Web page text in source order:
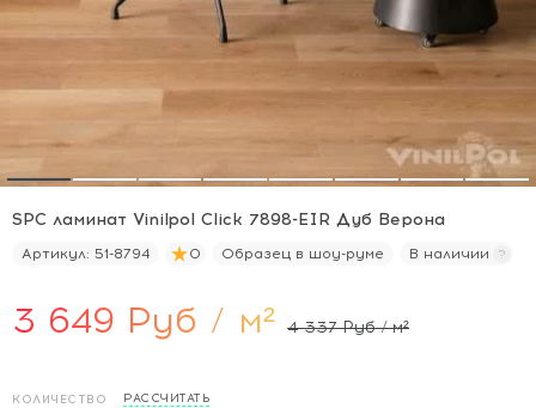
SPC ламинат Vinilpol Click 7898-EIR Дуб Верона
Артикул: 51-8794 0 Образец в шоу-руме В наличии
3 649 Руб / м² 4 337 Руб / м²
КОЛИЧЕСТВО РАССЧИТАТЬ